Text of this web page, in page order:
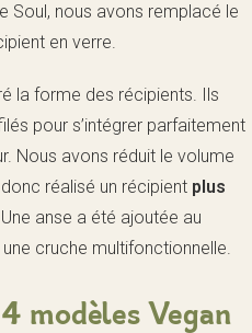
Soul, nous avons remplacé le
en verre.
la forme des récipients. Ils
pour s’intégrer parfaitement
Nous avons réduit le volume
réalisé un récipient plus
Une anse a été ajoutée au
cruche multifonctionnelle.
modèles Vegan